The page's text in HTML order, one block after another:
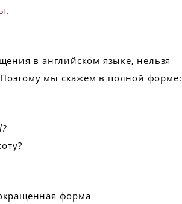
.
в английском языке, нельзя
мы скажем в полной форме: